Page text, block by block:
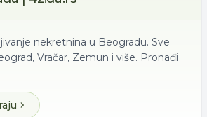
nekretnina u Beogradu. Sve
Vračar, Zemun i više. Pronađi